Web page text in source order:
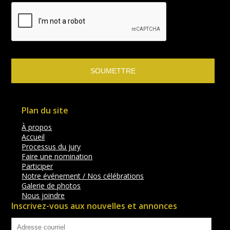
Plan du site
À propos
Accueil
Processus du jury
Faire une nomination
Participer
Notre événement / Nos célébrations
Galerie de photos
Nous joindre
Inscrivez-vous aux nouvelles et annonces